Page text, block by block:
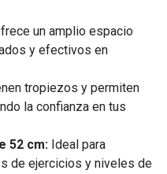
un amplio espacio
y efectivos en
tropiezos y permiten
la confianza en tus
52 cm: Ideal para
de ejercicios y niveles de